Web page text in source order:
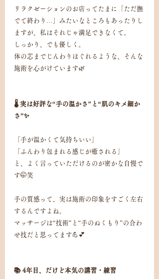
リラクゼーションのお店ってたまに「ただ撫
でて終わり…」みたいなところもあったりし
ますが、私はそれじゃ満足できなくて。
しっかり、でも優しく。
体の芯までじんわりほぐれるような、そんな
施術を心がけています🌿
🌡️ 実は好評な“手の温かさ”と“肌のキメ細か
さ”✨
「手が温かくて気持ちいい」
「ふんわり包まれる感じが癒される」
と、よく言っていただけるのが密かな自慢で
す🤭笑
手の質感って、実は施術の印象をすごく左右
するんですよね。
マッサージは“技術”と“手のぬくもり”の合わ
せ技だと思ってます💪💕
📚 4年目、だけど本気の講習・練習